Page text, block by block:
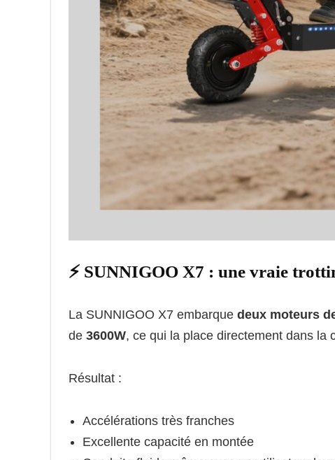
⚡ SUNNIGOO X7 : une vraie
La SUNNIGOO X7 embarque deux moteurs
de 3600W, ce qui la place directement dans la
Résultat :
Accélérations très franches
Excellente capacité en montée